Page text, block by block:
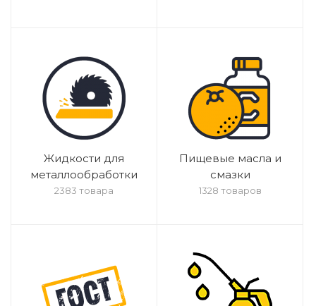
Жидкости для
металлообработки
2383 товара
Пищевые масла и
смазки
1328 товаров